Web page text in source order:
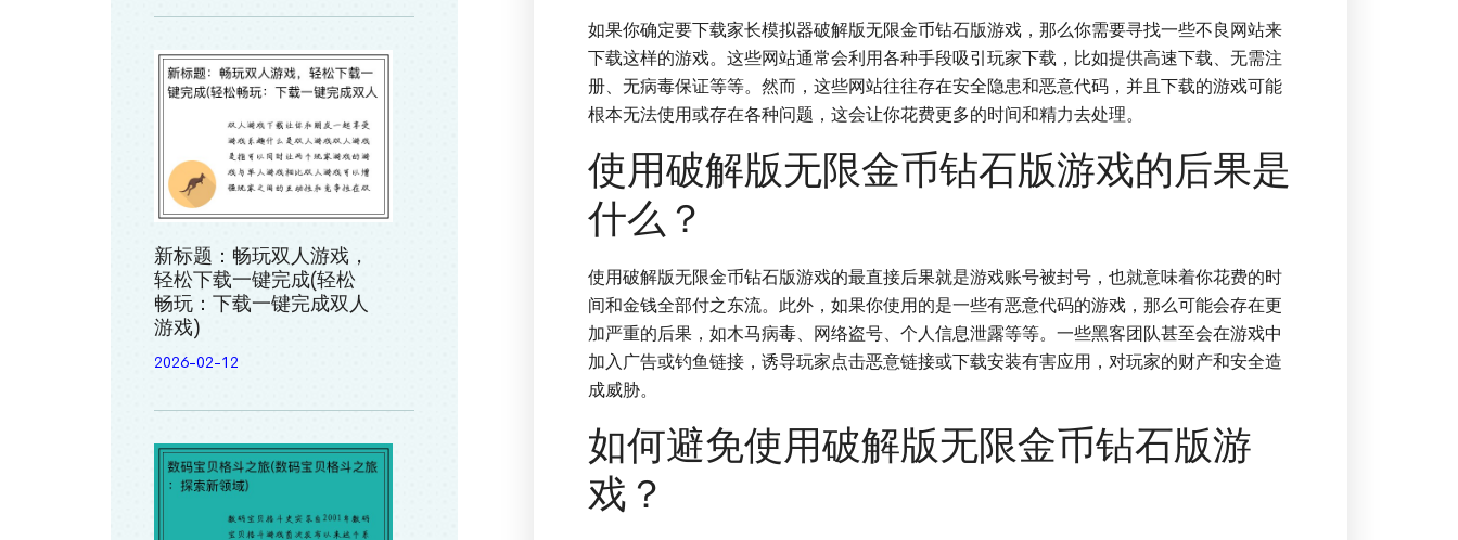
如果你确定要下载家长模拟器破解版无限金币钻石版游戏，那么你需要寻找一些不良网站来
下载这样的游戏。这些网站通常会利用各种手段吸引玩家下载，比如提供高速下载、无需注
册、无病毒保证等等。然而，这些网站往往存在安全隐患和恶意代码，并且下载的游戏可能
根本无法使用或存在各种问题，这会让你花费更多的时间和精力去处理。
使用破解版无限金币钻石版游戏的后果是
什么？
使用破解版无限金币钻石版游戏的最直接后果就是游戏账号被封号，也就意味着你花费的时
间和金钱全部付之东流。此外，如果你使用的是一些有恶意代码的游戏，那么可能会存在更
加严重的后果，如木马病毒、网络盗号、个人信息泄露等等。一些黑客团队甚至会在游戏中
加入广告或钓鱼链接，诱导玩家点击恶意链接或下载安装有害应用，对玩家的财产和安全造
成威胁。
如何避免使用破解版无限金币钻石版游
戏？
新标题：畅玩双人游戏，
轻松下载一键完成(轻松
畅玩：下载一键完成双人
游戏)
2026-02-12